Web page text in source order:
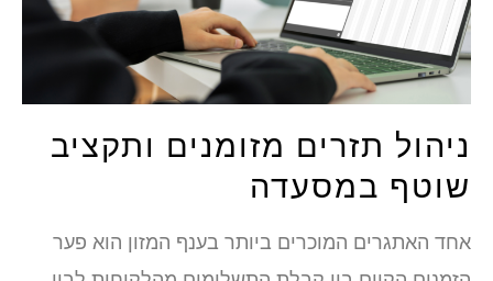
ניהול תזרים מזומנים ותקציב
שוטף במסעדה
אחד האתגרים המוכרים ביותר בענף המזון הוא פער